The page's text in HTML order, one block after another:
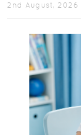
2nd August, 2026